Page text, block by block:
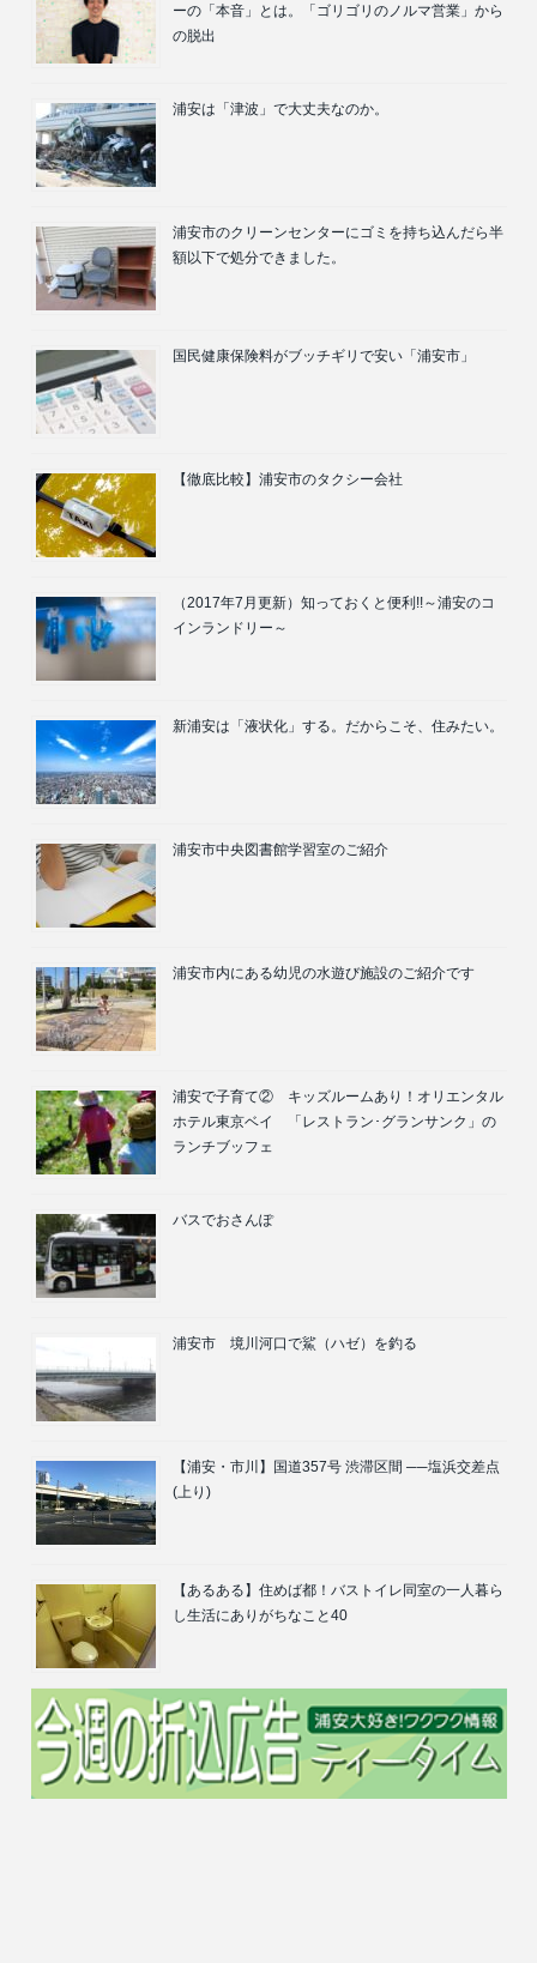
ーの「本音」とは。「ゴリゴリのノルマ営業」から
の脱出
浦安は「津波」で大丈夫なのか。
浦安市のクリーンセンターにゴミを持ち込んだら半
額以下で処分できました。
国民健康保険料がブッチギリで安い「浦安市」
【徹底比較】浦安市のタクシー会社
（2017年7月更新）知っておくと便利!!～浦安のコ
インランドリー～
新浦安は「液状化」する。だからこそ、住みたい。
浦安市中央図書館学習室のご紹介
浦安市内にある幼児の水遊び施設のご紹介です
浦安で子育て② キッズルームあり！オリエンタル
ホテル東京ベイ 「レストラン･グランサンク」の
ランチブッフェ
バスでおさんぽ
浦安市 境川河口で鯊（ハゼ）を釣る
【浦安・市川】国道357号 渋滞区間 ──塩浜交差点
(上り)
【あるある】住めば都！バストイレ同室の一人暮ら
し生活にありがちなこと40